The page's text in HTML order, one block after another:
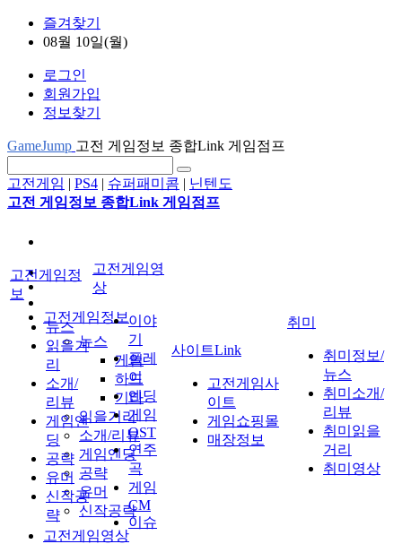
즐겨찾기
08월 10일(월)
로그인
회원가입
정보찾기
GameJump 고전 게임정보 종합Link 게임점프
고전게임 | PS4 | 슈퍼패미콤 | 닌텐도
고전 게임정보 종합Link 게임점프
고전게임정보
뉴스
게임
하드
기타
읽을거리
소개/리뷰
게임엔딩
공략
유머
신작공략
고전게임영상
고전게임정
보
뉴스
읽을거
리
소개/
리뷰
게임엔
딩
공략
유머
신작공
략
고전게임영
상
이야
기
플레
이
엔딩
게임
OST
연주
곡
게임
CM
이슈
사이트Link
고전게임사
이트
게임쇼핑몰
매장정보
취미
취미정보/
뉴스
취미소개/
리뷰
취미읽을
거리
취미영상